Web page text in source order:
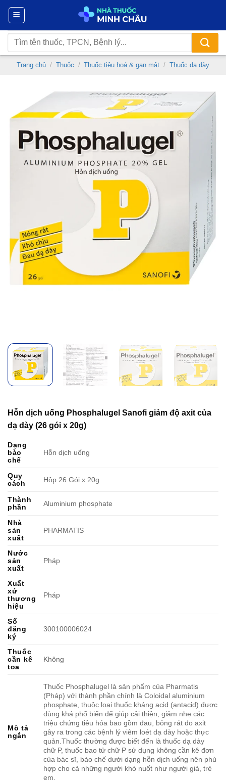
Chuyển
nội
dung
Tìm
kiếm:
Trang chủ / Thuốc / Thuốc tiêu hoá & gan mật / Thuốc dạ dày
Hỗn dịch uống Phosphalugel Sanofi giảm độ axit của
dạ dày (26 gói x 20g)
Dạng
bào
chế
Hỗn dịch uống
Quy
cách
Hộp 26 Gói x 20g
Thành
phần
Aluminium phosphate
Nhà
sản
xuất
PHARMATIS
Nước
sản
xuất
Pháp
Xuất
xứ
thương
hiệu
Pháp
Số
đăng
ký
300100006024
Thuốc
cần kê
toa
Không
Mô tả
ngắn
Thuốc Phosphalugel là sản phẩm của Pharmatis
(Pháp) với thành phần chính là Coloidal aluminium
phosphate, thuộc loại thuốc kháng acid (antacid) được
dùng khá phổ biến để giúp cải thiện, giảm nhẹ các
triệu chứng tiêu hóa bao gồm đau, bỏng rát do axit
gây ra trong các bệnh lý viêm loét dạ dày hoặc thực
quản.Thuốc thường được biết đến là thuốc dạ dày
chữ P, thuốc bao tử chữ P sử dụng không cần kê đơn
của bác sĩ, bào chế dưới dạng hỗn dịch uống nên phù
hợp cho cả những người khó nuốt như người già, trẻ
em.